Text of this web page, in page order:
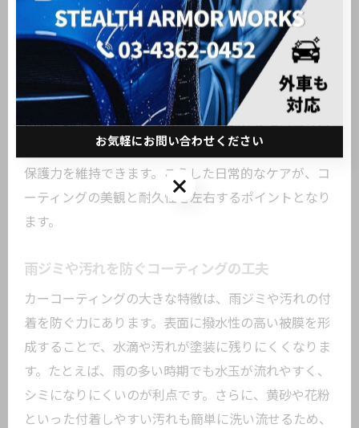
カーコーティングの効果を長持ちさせるには、日常の
メンテナンスが欠かせません。例えば、汚れが付着し
た際はできるだけ早く優しく洗い流すことが推奨され
ます。専用のカーシャンプーやマイクロファイバーク
ロスを使うことで、コーティング層へのダメージを最
小限に抑えられます。さらに、定期的な水洗いやプロ
によるメンテナンス洗車を取り入れることで、表面の
保護力を維持できます。こうした日常的なケアが、コ
ーティングの美観と耐久性を左右するポイントとなり
ます。
雨ジミや汚れを防ぐコーティングの工夫
カーコーティングの大きな特徴は、雨ジミや汚れの付
着を防ぐ力にあります。表面に撥水性の高い被膜を形
成することで、水滴や汚れが塗装に残りにくくなりま
す。たとえば、雨の多い時期でも水玉が流れやすく、
シミになりにくいのが利点です。さらに、黄砂や花粉
といった付着しやすい汚れも簡単に洗い流せるため、
お気軽にお問い合わせください
お気軽にお問い合わせください